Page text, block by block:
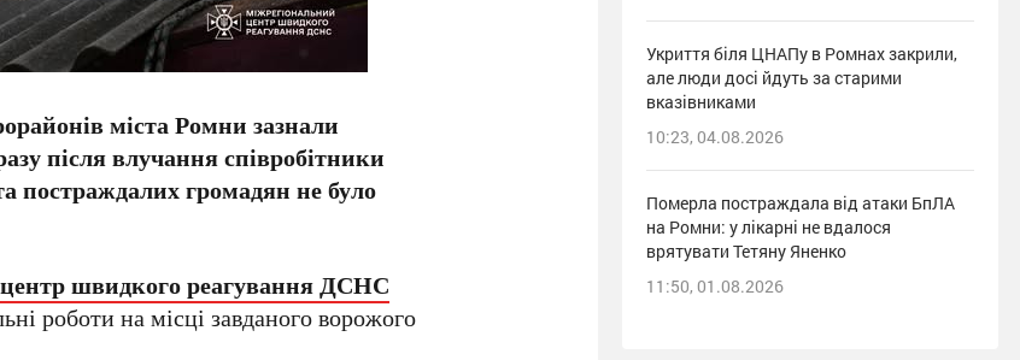
міста Ромни зазнали
після влучання співробітники
постраждалих громадян не було
швидкого реагування ДСНС
роботи на місці завданого ворожого
Укриття біля ЦНАПу в Ромнах закрили,
але люди досі йдуть за старими
вказівниками
10:23, 04.08.2026
Померла постраждала від атаки БпЛА
на Ромни: у лікарні не вдалося
врятувати Тетяну Яненко
11:50, 01.08.2026